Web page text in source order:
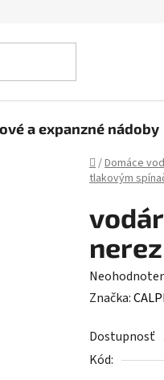
a expanzné nádoby
Domov
/Domáce
tlakovým
Priemerné
hodnotenie
je
0,0
Značka:
Dostupnosť
Kód: